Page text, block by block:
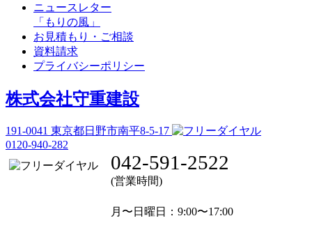
ニュースレター
「もりの風」
お見積もり・ご相談
資料請求
プライバシーポリシー
株式会社守重建設
191-0041 東京都日野市南平8-5-17
0120-940-282
042-591-2522
(営業時間)
月〜日曜日 ：9:00〜17:00